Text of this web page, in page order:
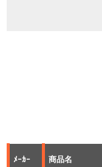
ﾒｰｶｰ 商品名